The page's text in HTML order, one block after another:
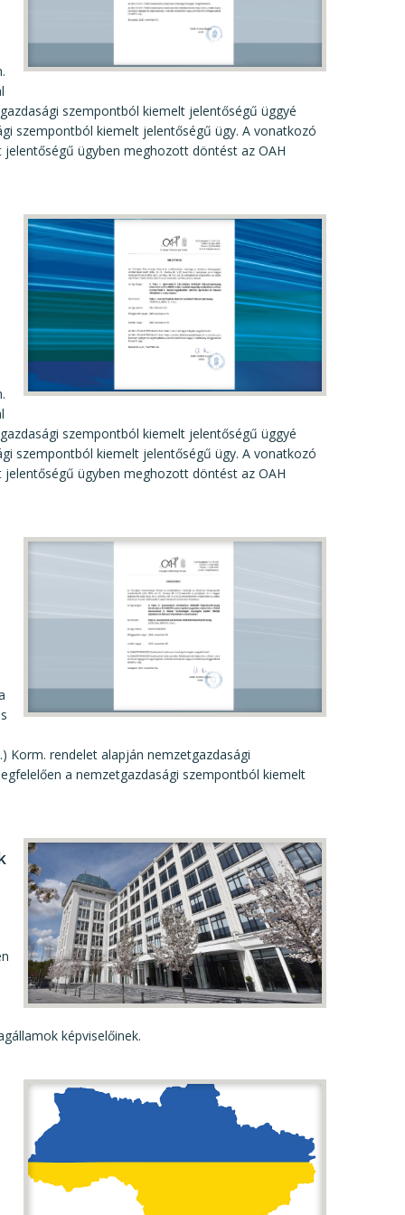
szempontból kiemelt jelentőségű üggyé
szempontból kiemelt jelentőségű ügy. A vonatkozó
ügyben meghozott döntést az OAH
szempontból kiemelt jelentőségű üggyé
szempontból kiemelt jelentőségű ügy. A vonatkozó
ügyben meghozott döntést az OAH
Korm. rendelet alapján nemzetgazdasági
a nemzetgazdasági szempontból kiemelt
képviselőinek.